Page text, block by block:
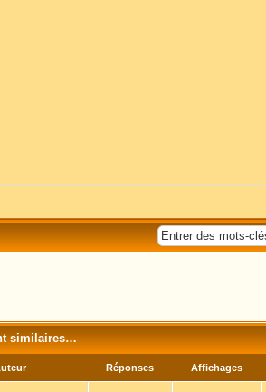
similaires…
Réponses Affichages